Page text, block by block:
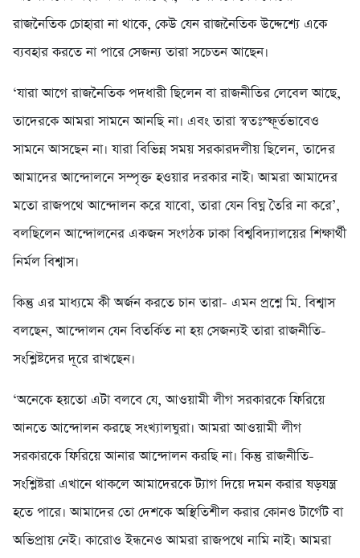
রাজনৈতিক চোহারা না থাকে, কেউ যেন রাজনৈতিক উদ্দেশ্যে একে
ব্যবহার করতে না পারে সেজন্য তারা সচেতন আছেন।
‘যারা আগে রাজনৈতিক পদধারী ছিলেন বা রাজনীতির লেবেল আছে,
তাদেরকে আমরা সামনে আনছি না। এবং তারা স্বতঃস্ফূর্তভাবেও
সামনে আসছেন না। যারা বিভিন্ন সময় সরকারদলীয় ছিলেন, তাদের
আমাদের আন্দোলনে সম্পৃক্ত হওয়ার দরকার নাই। আমরা আমাদের
মতো রাজপথে আন্দোলন করে যাবো, তারা যেন বিঘ্ন তৈরি না করে’,
বলছিলেন আন্দোলনের একজন সংগঠক ঢাকা বিশ্ববিদ্যালয়ের শিক্ষার্থী
নির্মল বিশ্বাস।
কিন্তু এর মাধ্যমে কী অর্জন করতে চান তারা- এমন প্রশ্নে মি. বিশ্বাস
বলছেন, আন্দোলন যেন বিতর্কিত না হয় সেজন্যই তারা রাজনীতি-
সংশ্লিষ্টদের দূরে রাখছেন।
‘অনেকে হয়তো এটা বলবে যে, আওয়ামী লীগ সরকারকে ফিরিয়ে
আনতে আন্দোলন করছে সংখ্যালঘুরা। আমরা আওয়ামী লীগ
সরকারকে ফিরিয়ে আনার আন্দোলন করছি না। কিন্তু রাজনীতি-
সংশ্লিষ্টরা এখানে থাকলে আমাদেরকে ট্যাগ দিয়ে দমন করার ষড়যন্ত্র
হতে পারে। আমাদের তো দেশকে অস্থিতিশীল করার কোনও টার্গেট বা
অভিপ্রায় নেই। কারোও ইন্ধনেও আমরা রাজপথে নামি নাই। আমরা